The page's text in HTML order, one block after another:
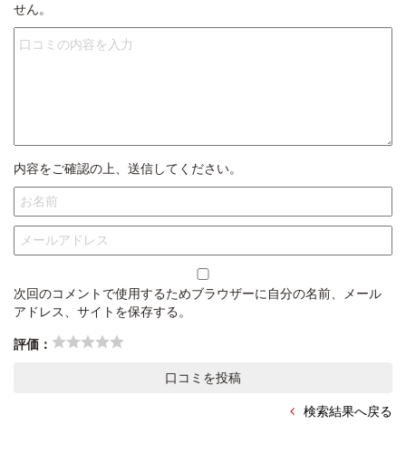
せん。
内容をご確認の上、送信してください。
次回のコメントで使用するためブラウザーに自分の名前、メール
アドレス、サイトを保存する。
評価：
検索結果へ戻る